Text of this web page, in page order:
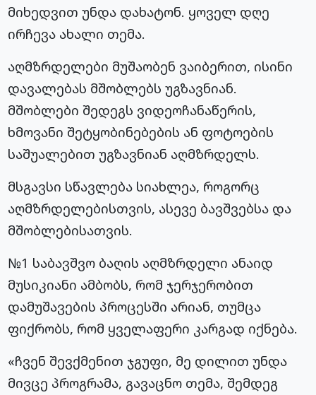
მიხედვით უნდა დახატონ. ყოველ დღე
ირჩევა ახალი თემა.
აღმზრდელები მუშაობენ ვაიბერით, ისინი
დავალებას მშობლებს უგზავნიან.
მშობლები შედეგს ვიდეოჩანაწერის,
ხმოვანი შეტყობინებების ან ფოტოების
საშუალებით უგზავნიან აღმზრდელს.
მსგავსი სწავლება სიახლეა, როგორც
აღმზრდელებისთვის, ასევე ბავშვებსა და
მშობლებისათვის.
№1 საბავშვო ბაღის აღმზრდელი ანაიდ
მუსიკიანი ამბობს, რომ ჯერჯერობით
დამუშავების პროცესში არიან, თუმცა
ფიქრობს, რომ ყველაფერი კარგად იქნება.
«ჩვენ შევქმენით ჯგუფი, მე დილით უნდა
მივცე პროგრამა, გავაცნო თემა, შემდეგ